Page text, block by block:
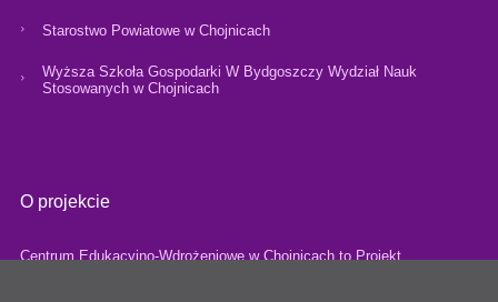
Starostwo Powiatowe w Chojnicach
Wyższa Szkoła Gospodarki W Bydgoszczy Wydział Nauk
Stosowanych w Chojnicach
O projekcie
Centrum Edukacyjno-Wdrożeniowe w Chojnicach to Projekt